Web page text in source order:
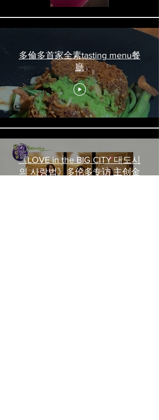
多倫多首家全素tasting menu餐
廳
《LOVE in the BIG CITY 대도시
의 사랑법》多伦多专访 主创金